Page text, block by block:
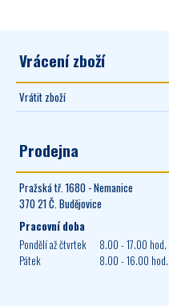
Vrácení zboží
Vrátit zboží
Prodejna
Pražská tř. 1680 - Nemanice
370 21 Č. Budějovice
Pracovní doba
Pondělí až čtvrtek
8.00 - 17.00 hod.
Pátek
8.00 - 16.00 hod.